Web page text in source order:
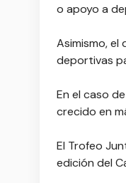
o apoyo a
Asimismo,
deportivas
En el caso
crecido en
El Trofeo
edición del